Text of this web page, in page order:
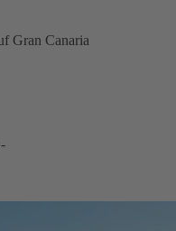
Gran Canaria